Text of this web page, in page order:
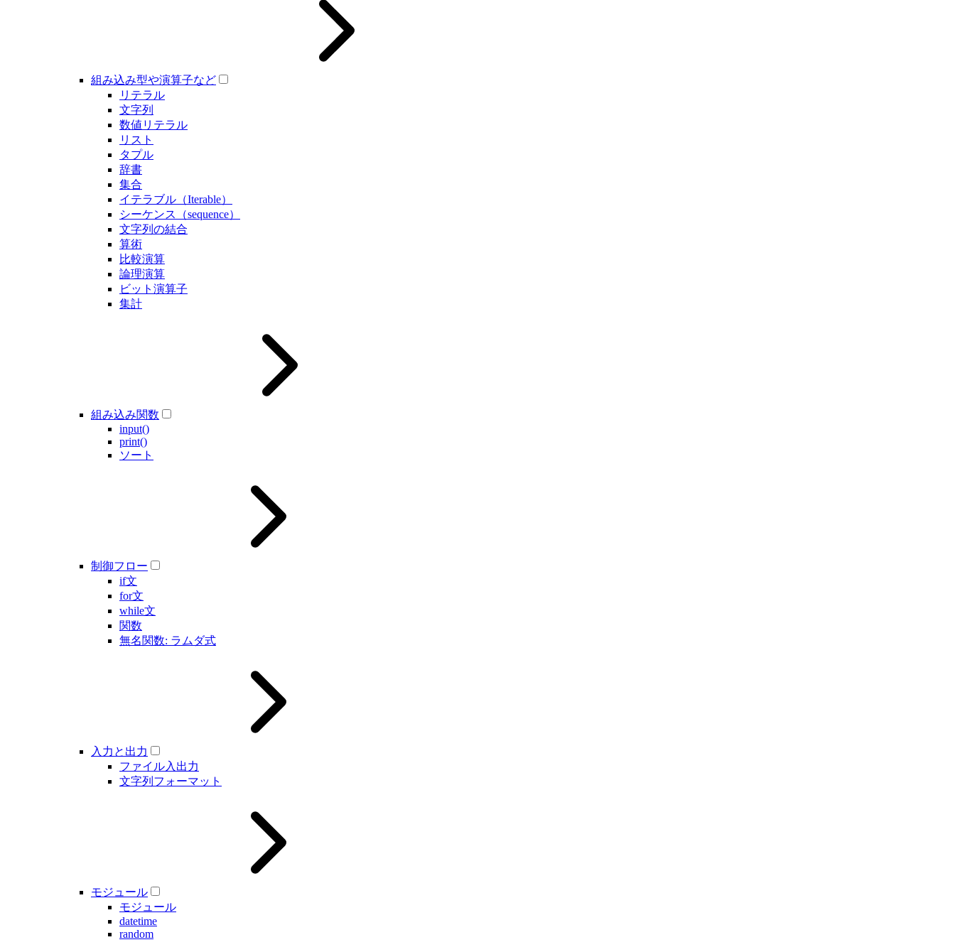
組み込み型や演算子など
リテラル
文字列
数値リテラル
リスト
タプル
辞書
集合
イテラブル（Iterable）
シーケンス（sequence）
文字列の結合
算術
比較演算
論理演算
ビット演算子
集計
組み込み関数
input()
print()
ソート
制御フロー
if文
for文
while文
関数
無名関数: ラムダ式
入力と出力
ファイル入出力
文字列フォーマット
モジュール
モジュール
datetime
random